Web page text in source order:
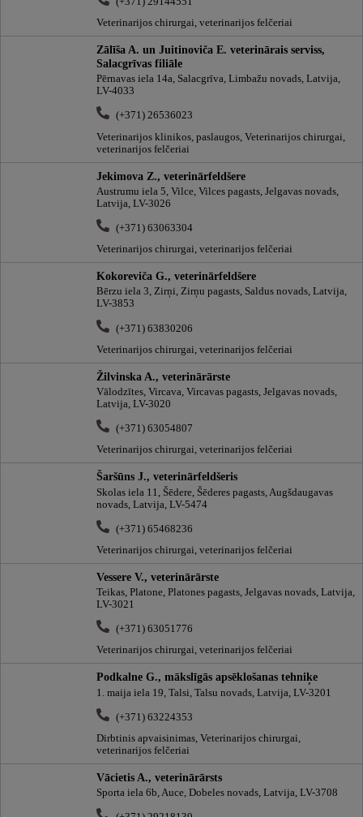
Veterinarijos chirurgai, veterinarijos felčeriai
Zālīša A. un Juitinoviča E. veterinārais serviss,
Salacgrīvas filiāle
Pērnavas iela 14a, Salacgrīva, Limbažu novads, Latvija,
LV-4033
(+371) 26536023
Veterinarijos klinikos, paslaugos, Veterinarijos chirurgai,
veterinarijos felčeriai
Jekimova Z., veterinārfeldšere
Austrumu iela 5, Vilce, Vilces pagasts, Jelgavas novads,
Latvija, LV-3026
(+371) 63063304
Veterinarijos chirurgai, veterinarijos felčeriai
Kokoreviča G., veterinārfeldšere
Bērzu iela 3, Zirņi, Zirņu pagasts, Saldus novads, Latvija,
LV-3853
(+371) 63830206
Veterinarijos chirurgai, veterinarijos felčeriai
Žilvinska A., veterinārārste
Vālodzītes, Vircava, Vircavas pagasts, Jelgavas novads,
Latvija, LV-3020
(+371) 63054807
Veterinarijos chirurgai, veterinarijos felčeriai
Šaršūns J., veterinārfeldšeris
Skolas iela 11, Šēdere, Šēderes pagasts, Augšdaugavas
novads, Latvija, LV-5474
(+371) 65468236
Veterinarijos chirurgai, veterinarijos felčeriai
Vessere V., veterinārārste
Teikas, Platone, Platones pagasts, Jelgavas novads, Latvija,
LV-3021
(+371) 63051776
Veterinarijos chirurgai, veterinarijos felčeriai
Podkalne G., mākslīgās apsēklošanas tehniķe
1. maija iela 19, Talsi, Talsu novads, Latvija, LV-3201
(+371) 63224353
Dirbtinis apvaisinimas, Veterinarijos chirurgai,
veterinarijos felčeriai
Vācietis A., veterinārārsts
Sporta iela 6b, Auce, Dobeles novads, Latvija, LV-3708